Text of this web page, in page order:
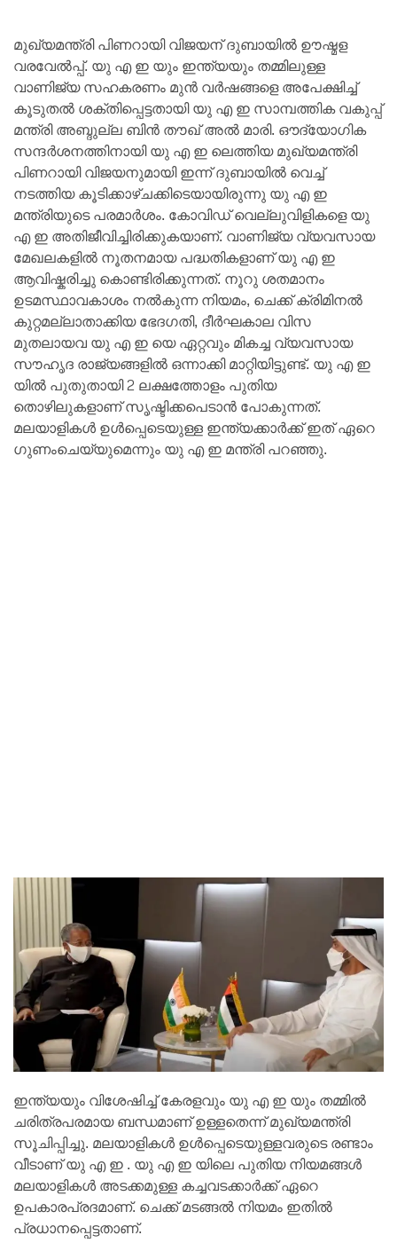
മുഖ്യമന്ത്രി പിണറായി വിജയന് ദുബായിൽ ഊഷ്മള
വരവേൽപ്പ്. യു എ ഇ യും ഇന്ത്യയും തമ്മിലുള്ള
വാണിജ്യ സഹകരണം മുൻ വർഷങ്ങളെ അപേക്ഷിച്ച്
കൂടുതൽ ശക്തിപ്പെട്ടതായി യു എ ഇ സാമ്പത്തിക വകുപ്പ്
മന്ത്രി അബ്ദുല്ല ബിൻ തൗഖ് അൽ മാരി. ഔദ്യോഗിക
സന്ദർശനത്തിനായി യു എ ഇ ലെത്തിയ മുഖ്യമന്ത്രി
പിണറായി വിജയനുമായി ഇന്ന് ദുബായിൽ വെച്ച്
നടത്തിയ കൂടിക്കാഴ്ചക്കിടെയായിരുന്നു യു എ ഇ
മന്ത്രിയുടെ പരമാർശം. കോവിഡ് വെല്ലുവിളികളെ യു
എ ഇ അതിജീവിച്ചിരിക്കുകയാണ്. വാണിജ്യ വ്യവസായ
മേഖലകളിൽ നൂതനമായ പദ്ധതികളാണ് യു എ ഇ
ആവിഷ്കരിച്ചു കൊണ്ടിരിക്കുന്നത്. നൂറു ശതമാനം
ഉടമസ്ഥാവകാശം നൽകുന്ന നിയമം, ചെക്ക് ക്രിമിനൽ
കുറ്റമല്ലാതാക്കിയ ഭേദഗതി, ദീർഘകാല വിസ
മുതലായവ യു എ ഇ യെ ഏറ്റവും മികച്ച വ്യവസായ
സൗഹൃദ രാജ്യങ്ങളിൽ ഒന്നാക്കി മാറ്റിയിട്ടുണ്ട്. യു എ ഇ
യിൽ പുതുതായി 2 ലക്ഷത്തോളം പുതിയ
തൊഴിലുകളാണ് സൃഷ്ടിക്കപെടാൻ പോകുന്നത്.
മലയാളികൾ ഉൾപ്പെടെയുള്ള ഇന്ത്യക്കാർക്ക് ഇത് ഏറെ
ഗുണംചെയ്യുമെന്നും യു എ ഇ മന്ത്രി പറഞ്ഞു.
ഇന്ത്യയും വിശേഷിച്ച് കേരളവും യു എ ഇ യും തമ്മിൽ
ചരിത്രപരമായ ബന്ധമാണ് ഉള്ളതെന്ന് മുഖ്യമന്ത്രി
സൂചിപ്പിച്ചു. മലയാളികൾ ഉൾപ്പെടെയുള്ളവരുടെ രണ്ടാം
വീടാണ് യു എ ഇ . യു എ ഇ യിലെ പുതിയ നിയമങ്ങൾ
മലയാളികൾ അടക്കമുള്ള കച്ചവടക്കാർക്ക് ഏറെ
ഉപകാരപ്രദമാണ്. ചെക്ക് മടങ്ങൽ നിയമം ഇതിൽ
പ്രധാനപ്പെട്ടതാണ്.